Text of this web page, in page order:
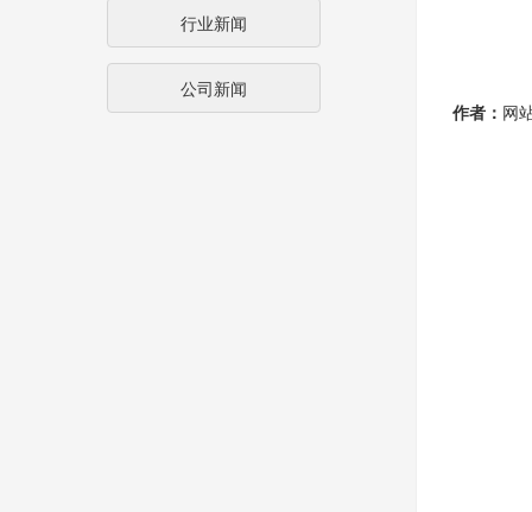
行业新闻
公司新闻
作者： 网